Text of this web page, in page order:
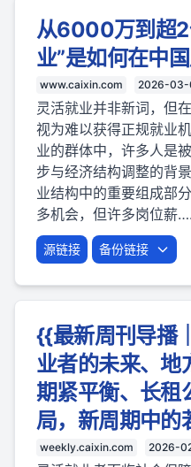
从6000万到超2
业”是如何在中
www.caixin.com 2026-03-
灵活就业并非新词，但
视为难以获得正规就业
业的群体中，许多人是
步与经济结构调整的背
业结构中的重要组成部
多机会，但许多岗位薪
源链接 备份链接
{{最新周刊导播
业者的未来、地
期紧平衡、长租
局，新周期中的
weekly.caixin.com 2026-